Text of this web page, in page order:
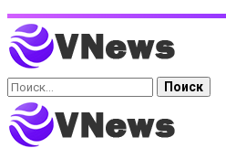
Найти: